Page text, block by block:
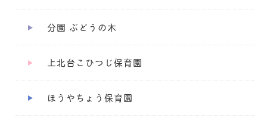
分園 ぶどうの木
上北台こひつじ保育園
ほうやちょう保育園